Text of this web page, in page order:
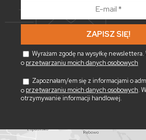
*
Wyrażam zgodę na wysyłkę
o przetwarzaniu moich danych osobowych
Zapoznałam/em się z informacjami o
o przetwarzaniu moich danych osobowych.
otrzymywanie informacji handlowej.